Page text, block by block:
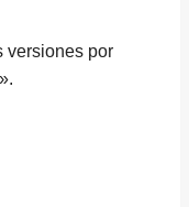
versiones por